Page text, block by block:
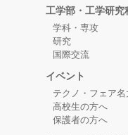
2025/03/31
学部：履修成績等
2025/03/27
学部：履修成績等
2025/03/24
学部：履修成績等
2025/03/17
民間奨学金
2025/03/03
奨学金（JASSO）
工学部・工学研究
学科・専攻
研究
国際交流
イベント
テクノ・フェア名
高校生の方へ
保護者の方へ